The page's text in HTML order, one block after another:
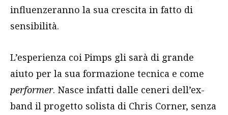
influenzeranno la sua crescita in fatto di
sensibilità.
L’esperienza coi Pimps gli sarà di grande
aiuto per la sua formazione tecnica e come
performer. Nasce infatti dalle ceneri dell’ex-
band il progetto solista di Chris Corner, senza